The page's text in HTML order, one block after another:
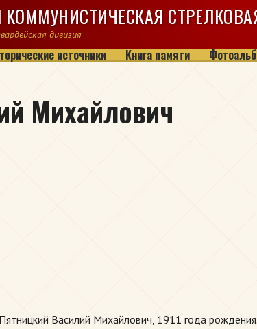
дивизия
источники Книга памяти
Михайлович
Пятницкий Василий Михайлович, 1911 года рождения.